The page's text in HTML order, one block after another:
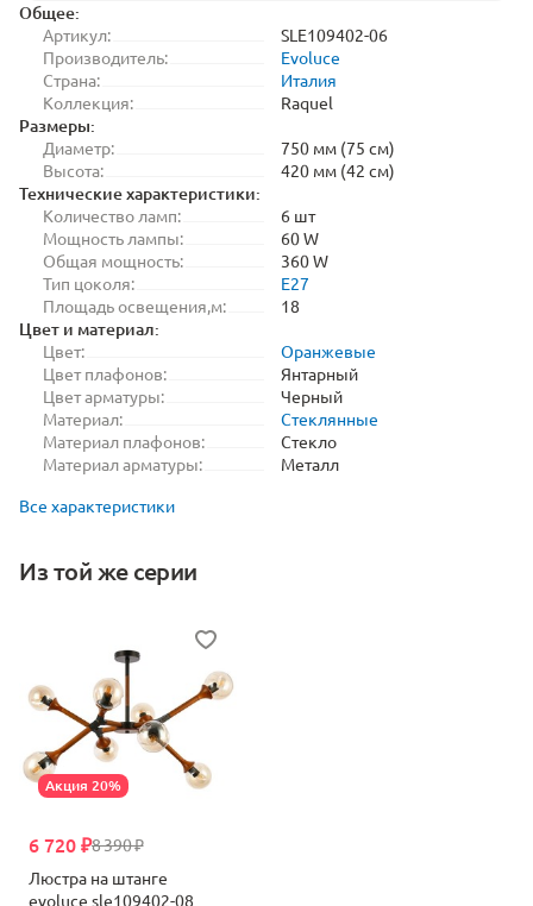
Общее:
Артикул:
SLE109402-06
Производитель:
Evoluce
Страна:
Италия
Коллекция:
Raquel
Размеры:
Диаметр:
750 мм (75 см)
Высота:
420 мм (42 см)
Технические характеристики:
Количество ламп:
6 шт
Мощность лампы:
60 W
Общая мощность:
360 W
Тип цоколя:
E27
Площадь освещения,м:
18
Цвет и материал:
Цвет:
Оранжевые
Цвет плафонов:
Янтарный
Цвет арматуры:
Черный
Материал:
Стеклянные
Материал плафонов:
Стекло
Материал арматуры:
Металл
Все характеристики
Из той же серии
Акция 20%
8 390 ₽
6 720 ₽
Люстра на штанге
evoluce sle109402-08